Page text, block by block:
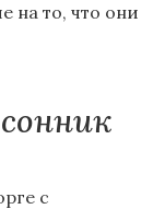
на то, что они
с